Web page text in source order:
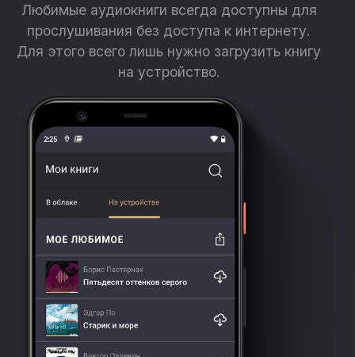
Любимые аудиокниги всегда доступны для
прослушивания без доступа к интернету.
Для этого всего лишь нужно загрузить книгу
на устройство.